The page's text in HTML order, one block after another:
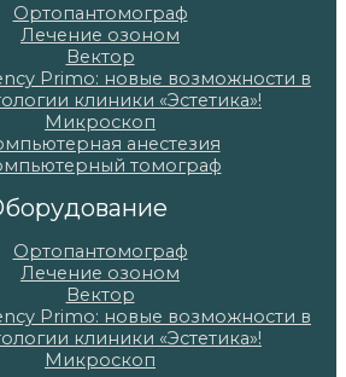
Ортопантомограф
Лечение озоном
Вектор
Primo: новые возможности в
клиники «Эстетика»!
Микроскоп
анестезия
томограф
Ортопантомограф
Лечение озоном
Вектор
Primo: новые возможности в
клиники «Эстетика»!
Микроскоп